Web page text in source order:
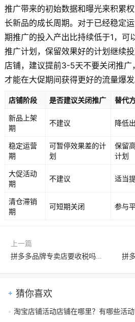
推广带来的初始数据和曝光来积累
长新品的成长周期。对于已经稳定
期推广的投入产出比持续低于1，可
推广计划，保留效果好的计划继续
店铺，建议提前3-5天不要关闭推广
才能在大促期间获得更好的流量爆发
店铺阶段 是否建议关闭推广 替代
新品上架
期
不建议 降低
稳定运营
期
可暂停效果差的计
划
保留
计划
大促活动
期
不建议 适当
清仓滞销
期
可短期关闭 参与
上一篇
拼多多品牌专卖店要收税吗？专卖店有什么好处？
猜你喜欢
淘宝店铺活动店铺在哪里？有哪些活动